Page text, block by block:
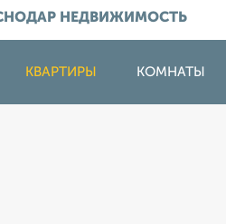
НЕДВИЖИМОСТЬ
КВАРТИРЫ КОМНАТЫ